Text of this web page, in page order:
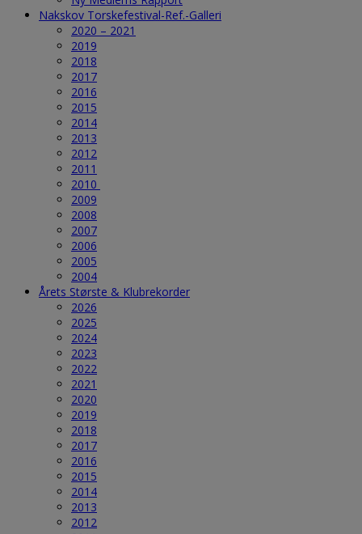
Nakskov Torskefestival-Ref.-Galleri
2020 – 2021
2019
2018
2017
2016
2015
2014
2013
2012
2011
2010
2009
2008
2007
2006
2005
2004
Årets Største & Klubrekorder
2026
2025
2024
2023
2022
2021
2020
2019
2018
2017
2016
2015
2014
2013
2012